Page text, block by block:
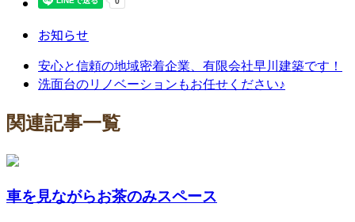
お知らせ
安心と信頼の地域密着企業、有限会社早川建築です！
洗面台のリノベーションもお任せください♪
関連記事一覧
車を見ながらお茶のみスペース